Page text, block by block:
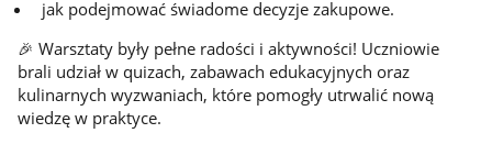
jak podejmować świadome decyzje zakupowe.
🎉 Warsztaty były pełne radości i aktywności! Uczniowie
brali udział w quizach, zabawach edukacyjnych oraz
kulinarnych wyzwaniach, które pomogły utrwalić nową
wiedzę w praktyce.